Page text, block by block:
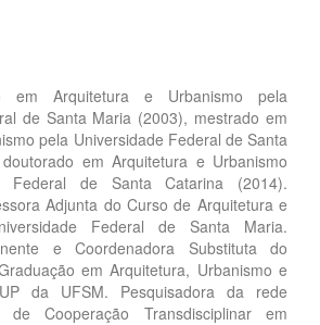
em Arquitetura e Urbanismo pela
de Santa Maria (2003), mestrado em
pela Universidade Federal de Santa
em Arquitetura e Urbanismo
Federal de Santa Catarina (2014).
Adjunta do Curso de Arquitetura e
Federal de Santa Maria.
e Coordenadora Substituta do
em Arquitetura, Urbanismo e
da UFSM. Pesquisadora da rede
Cooperação Transdisciplinar em